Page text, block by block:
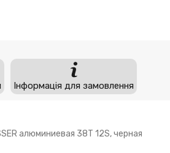
Інформація для замовлення
алюминиевая 38Т 12S, черная